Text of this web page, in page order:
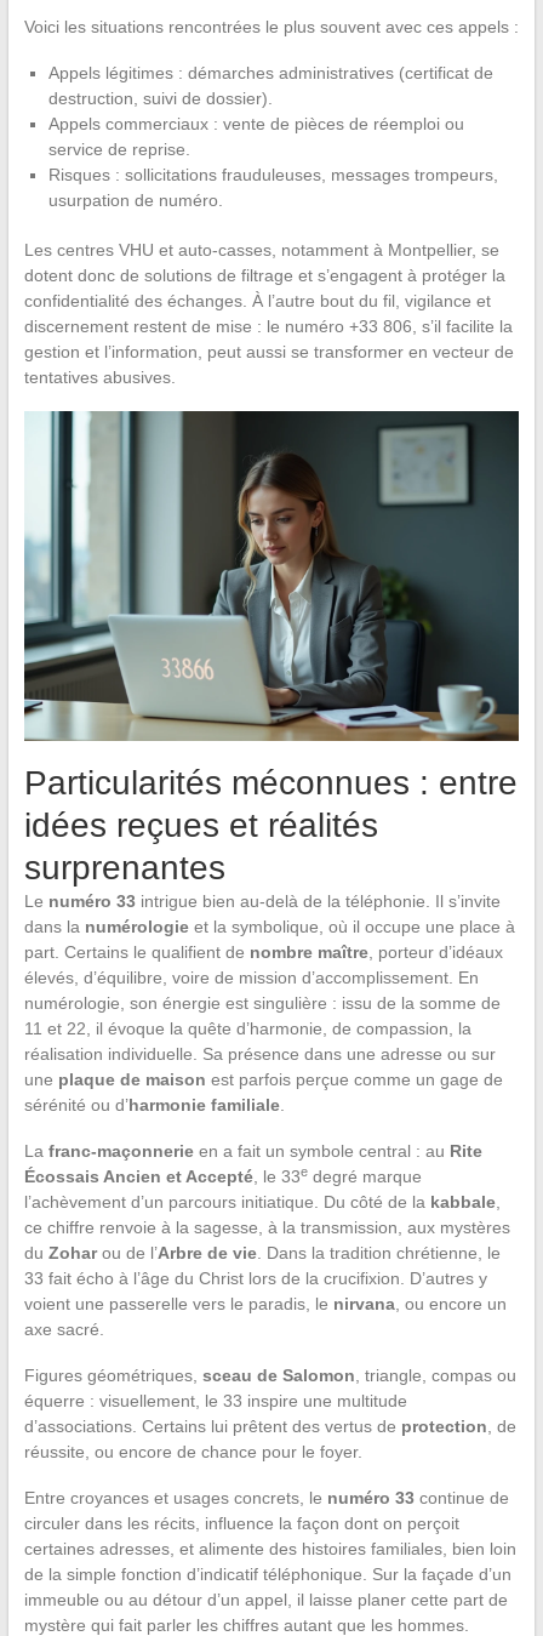
Voici les situations rencontrées le plus souvent avec ces appels :
Appels légitimes : démarches administratives (certificat de
destruction, suivi de dossier).
Appels commerciaux : vente de pièces de réemploi ou
service de reprise.
Risques : sollicitations frauduleuses, messages trompeurs,
usurpation de numéro.
Les centres VHU et auto-casses, notamment à Montpellier, se
dotent donc de solutions de filtrage et s’engagent à protéger la
confidentialité des échanges. À l’autre bout du fil, vigilance et
discernement restent de mise : le numéro +33 806, s’il facilite la
gestion et l’information, peut aussi se transformer en vecteur de
tentatives abusives.
Particularités méconnues : entre
idées reçues et réalités
surprenantes
Le numéro 33intrigue bien au-delà de la téléphonie. Il s’invite
dans la numérologieet la symbolique, où il occupe une place à
part. Certains le qualifient de nombre maître, porteur d’idéaux
élevés, d’équilibre, voire de mission d’accomplissement. En
numérologie, son énergie est singulière : issu de la somme de
11 et 22, il évoque la quête d’harmonie, de compassion, la
réalisation individuelle. Sa présence dans une adresse ou sur
une plaque de maison est parfois perçue comme un gage de
sérénité ou d’harmonie familiale.
La franc-maçonnerieen a fait un symbole central : au Rite
Écossais Ancien et Accepté, le 33edegré marque
l’achèvement d’un parcours initiatique. Du côté de la kabbale,
ce chiffre renvoie à la sagesse, à la transmission, aux mystères
du Zoharou de l’Arbre de vie. Dans la tradition chrétienne, le
33 fait écho à l’âge du Christ lors de la crucifixion. D’autres y
voient une passerelle vers le paradis, le nirvana, ou encore un
axe sacré.
Figures géométriques, sceau de Salomon , triangle, compas ou
équerre : visuellement, le 33 inspire une multitude
d’associations. Certains lui prêtent des vertus de protection , de
réussite, ou encore de chance pour le foyer.
Entre croyances et usages concrets, le numéro 33continue de
circuler dans les récits, influence la façon dont on perçoit
certaines adresses, et alimente des histoires familiales, bien loin
de la simple fonction d’indicatif téléphonique. Sur la façade d’un
immeuble ou au détour d’un appel, il laisse planer cette part de
mystère qui fait parler les chiffres autant que les hommes.